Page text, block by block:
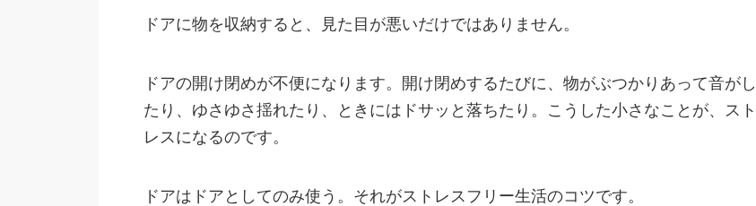
ドアに物を収納すると、見た目が悪いだけではありません。
ドアの開け閉めが不便になります。開け閉めするたびに、物がぶつかりあって音がし
たり、ゆさゆさ揺れたり、ときにはドサッと落ちたり。こうした小さなことが、スト
レスになるのです。
ドアはドアとしてのみ使う。それがストレスフリー生活のコツです。